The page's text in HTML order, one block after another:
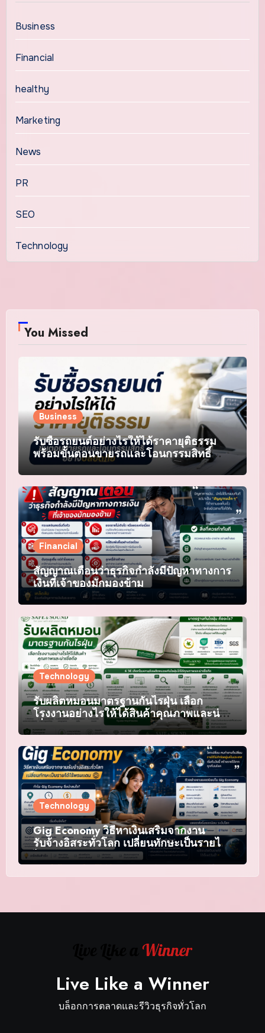
Business
Financial
healthy
Marketing
News
PR
SEO
Technology
You Missed
Business
รับซื้อรถยนต์อย่างไรให้ได้ราคายุติธรรม
พร้อมขั้นตอนขายรถและโอนกรรมสิทธิ์
อย่างปลอดภัย
Financial
สัญญาณเตือนว่าธุรกิจกำลังมีปัญหาทางการ
เงินที่เจ้าของมักมองข้าม
Technology
รับผลิตหมอนมาตรฐานกันไรฝุ่น เลือก
โรงงานอย่างไรให้ได้สินค้าคุณภาพและน่า
เชื่อถือ
Technology
Gig Economy วิธีหาเงินเสริมจากงาน
รับจ้างอิสระทั่วโลก เปลี่ยนทักษะเป็นรายได้
ไร้พรมแดน
Live Like a Winner
บล็อกการตลาดและรีวิวธุรกิจทั่วโลก